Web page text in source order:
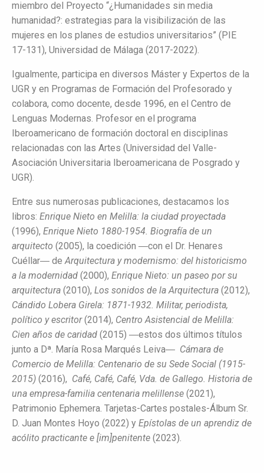
miembro del Proyecto “¿Humanidades sin media
humanidad?: estrategias para la visibilización de las
mujeres en los planes de estudios universitarios” (PIE
17-131), Universidad de Málaga (2017-2022).
Igualmente, participa en diversos Máster y Expertos de la
UGR y en Programas de Formación del Profesorado y
colabora, como docente, desde 1996, en el Centro de
Lenguas Modernas. Profesor en el programa
Iberoamericano de formación doctoral en disciplinas
relacionadas con las Artes (Universidad del Valle-
Asociación Universitaria Iberoamericana de Posgrado y
UGR).
Entre sus numerosas publicaciones, destacamos los
libros: Enrique Nieto en Melilla: la ciudad proyectada
(1996), Enrique Nieto 1880-1954. Biografía de un
arquitecto (2005), la coedición ―con el Dr. Henares
Cuéllar― deArquitectura y modernismo: del historicismo
a la modernidad (2000), Enrique Nieto: un paseo por su
arquitectura (2010), Los sonidos de la Arquitectura (2012),
Cándido Lobera Girela: 1871-1932. Militar, periodista,
político y escritor(2014), Centro Asistencial de Melilla:
Cien años de caridad (2015) ―estos dos últimos títulos
junto a Dª. María Rosa Marqués Leiva― Cámara de
Comercio de Melilla: Centenario de su Sede Social (1915-
2015) (2016), Café, Café, Café, Vda. de Gallego. Historia de
una empresa-familia centenaria melillense (2021),
Patrimonio Ephemera. Tarjetas-Cartes postales-Álbum Sr.
D. Juan Montes Hoyo (2022) y Epístolas de un aprendiz de
acólito practicante e [im]penitente (2023).